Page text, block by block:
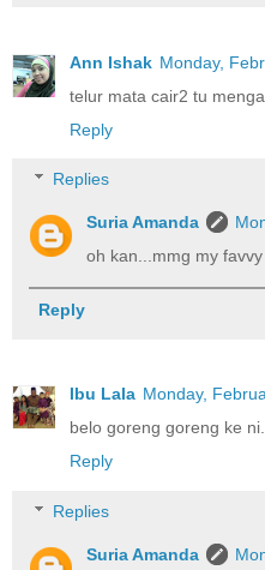
Ann Ishak Monday,
telur mata cair2 tu
Reply
Replies
Suria Amanda
oh kan...mmg my
Reply
Ibu Lala Monday,
belo goreng goreng ke
Reply
Replies
Suria Amanda